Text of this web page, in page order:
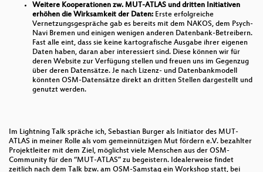
Legendenbilder aus Vector-Tile-Styles ableiten
Räumliche Layerfilter für effiziente(re)s Arbeiten: Ein
neues QGIS-Plugin
Geodatenverarbeitung mit Workflow-Engines
EO-Lab: SHOGun WebGIS, actinia
Open Data zu wasserbezogenen Klimarisiken: Wo
steht Berlin-Brandenburg?
Weitere Kooperationen zw. MUT-ATLAS und dritten Initiativen
erhöhen die Wirksamkeit der Daten: Erste erfolgreiche
Vernetzungsgespräche gab es bereits mit dem NAKOS, dem Psych-
Navi Bremen und einigen wenigen anderen Datenbank-Betreibern.
Fast alle eint, dass sie keine kartografische Ausgabe ihrer eigenen
Daten haben, daran aber interessiert sind. Diese können wir für
deren Website zur Verfügung stellen und freuen uns im Gegenzug
über deren Datensätze. Je nach Lizenz- und Datenbankmodell
könnten OSM-Datensätze direkt an dritten Stellen dargestellt und
genutzt werden.
Im Lightning Talk spräche ich, Sebastian Burger als Initiator des MUT-
ATLAS in meiner Rolle als vom gemeinnützigen Mut fördern e.V. bezahlter
Projektleiter mit dem Ziel, möglichst viele Menschen aus der OSM-
Community für den “MUT-ATLAS” zu begeistern. Idealerweise findet
zeitlich nach dem Talk bzw. am OSM-Samstag ein Workshop statt, bei